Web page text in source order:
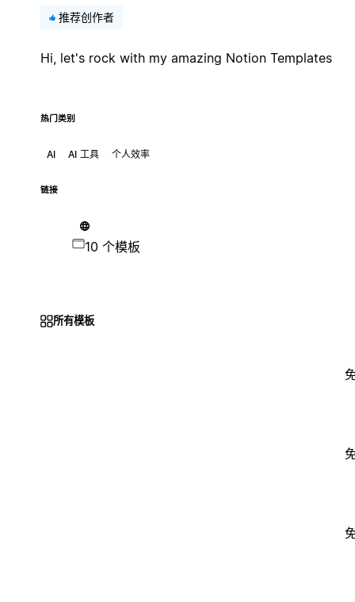
推荐创作者
Hi, let's rock with my amazing Notion Templates
热门类别
AI AI 工具 个人效率
链接
10 个模板
所有模板